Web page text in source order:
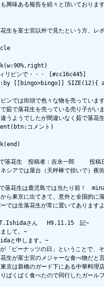
興味ある報告を続々と頂いておりま
生を富士宮以外で見たという方、レ
リピンで・・・ [#cc16c445]
[[bingo>bingo]] SIZE(12){
ンでは街頭で色々な物を売っていま
茹で落花生を売っている売り子がい
うようでしたが間違いなく茹で落花
コメント)
落花生　投稿者：吉永一郎 　　
シアでは屋台（天秤棒で担いで）夜
落花生は鹿児島では当たり前！　
ら東京に出てきて、意外と全国的に
では生落花生が常に置いてあります
さん 　H9.11.15　記~
して。~
と申します。~
「ピーナッツの日」ということで、
生が富士宮のメジャーな食べ物だと
京は新橋のガード下にある中華料理
ぱくぱく食べたので同行したガール